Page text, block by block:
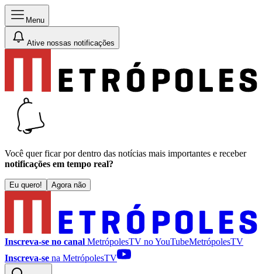
Menu
Ative nossas notificações
Você quer ficar por dentro das notícias mais importantes e receber
notificações em tempo real?
Eu quero! Agora não
Inscreva-se no canal MetrópolesTV noYouTubeMetrópolesTV
Inscreva-se na MetrópolesTV